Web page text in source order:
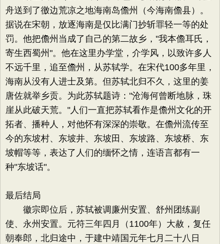
舟送到了徼边荒凉之地海南岛儋州（今海南儋县）。
据说在宋朝，放逐海南是仅比满门抄斩罪轻一等的处
罚。他把儋州当成了自己的第二故乡，"我本儋耳氏，
寄生西蜀州"。他在这里办学堂，介学风，以致许多人
不远千里，追至儋州，从苏轼学。在宋代100多年里，
海南从没有人进士及第。但苏轼北归不久，这里的姜
唐佐就举乡贡。为此苏轼题诗："沧海何曾断地脉，珠
崖从此破天荒。"人们一直把苏轼看作是儋州文化的开
拓者、播种人，对他怀有深深的崇敬。在儋州流传至
今的东坡村、东坡井、东坡田、东坡路、东坡桥、东
坡帽等等，表达了人们的缅怀之情，连语言都有一
种"东坡话"。
最后结局
徽宗即位后，苏轼被调廉州安置、舒州团练副
使、永州安置。元符三年四月（1100年）大赦，复任
朝奉郎，北归途中，于建中靖国元年七月二十八日